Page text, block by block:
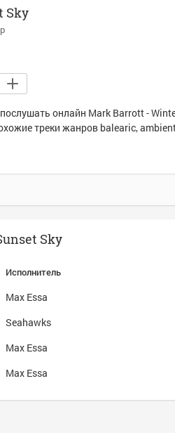
Sky
онлайн Mark Barrott -
треки жанров balearic,
Sky
Исполнитель
Max Essa
Seahawks
Max Essa
Max Essa